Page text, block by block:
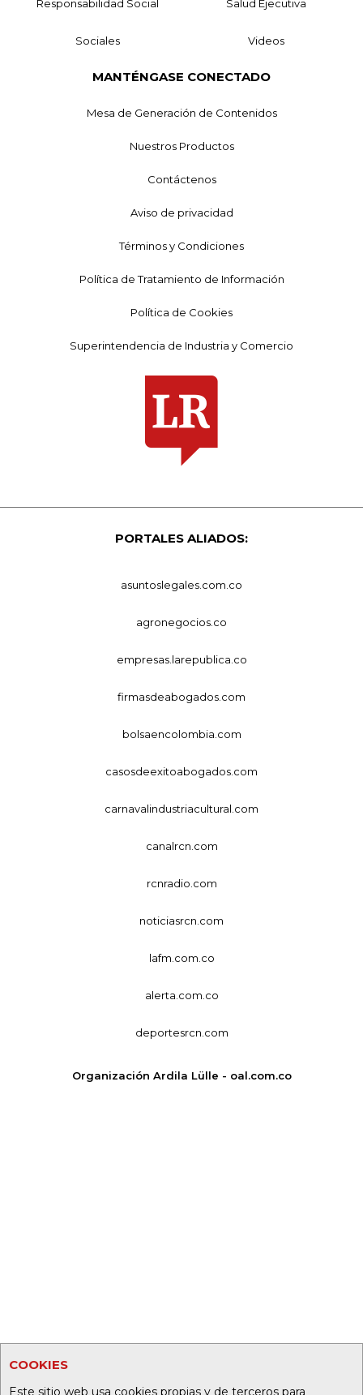
COOKIES
Este sitio web usa cookies propias y de terceros para
Responsabilidad Social Salud Ejecutiva
Sociales Videos
MANTÉNGASE CONECTADO
Mesa de Generación de Contenidos
Nuestros Productos
Contáctenos
Aviso de privacidad
Términos y Condiciones
Política de Tratamiento de Información
Política de Cookies
Superintendencia de Industria y Comercio
PORTALES ALIADOS:
asuntoslegales.com.co
agronegocios.co
empresas.larepublica.co
firmasdeabogados.com
bolsaencolombia.com
casosdeexitoabogados.com
carnavalindustriacultural.com
canalrcn.com
rcnradio.com
noticiasrcn.com
lafm.com.co
alerta.com.co
deportesrcn.com
Organización Ardila Lülle - oal.com.co